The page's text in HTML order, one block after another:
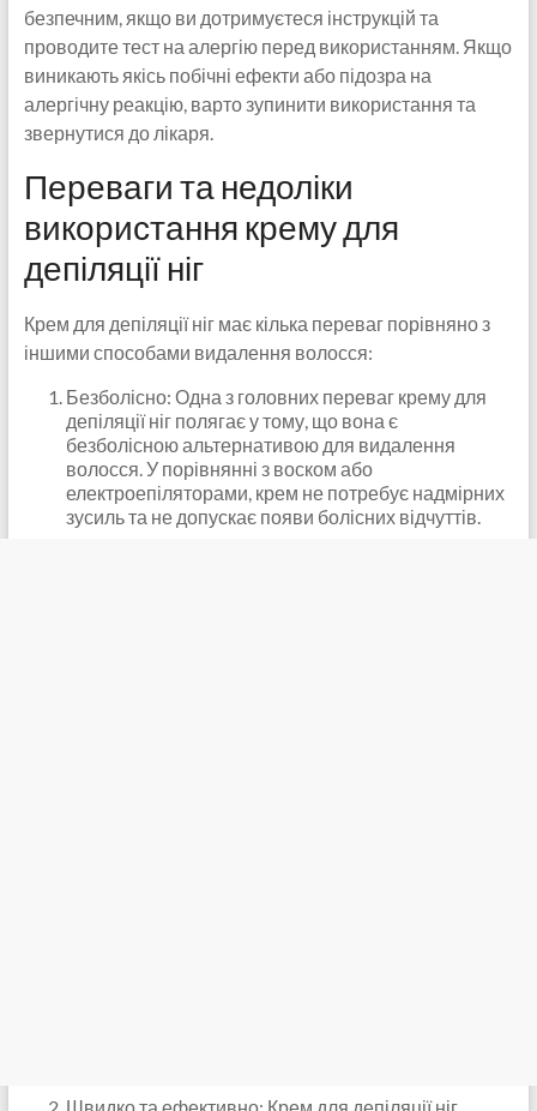
безпечним, якщо ви дотримуєтеся інструкцій та
проводите тест на алергію перед використанням. Якщо
виникають якісь побічні ефекти або підозра на
алергічну реакцію, варто зупинити використання та
звернутися до лікаря.
Переваги та недоліки
використання крему для
депіляції ніг
Крем для депіляції ніг має кілька переваг порівняно з
іншими способами видалення волосся:
Безболісно: Одна з головних переваг крему для
депіляції ніг полягає у тому, що вона є
безболісною альтернативою для видалення
волосся. У порівнянні з воском або
електроепіляторами, крем не потребує надмірних
зусиль та не допускає появи болісних відчуттів.